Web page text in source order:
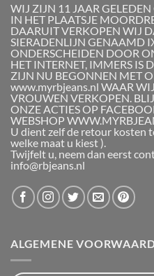
WIJ ZIJN 11 JAAR
IN HET PLAATSJE
DAARUIT VERKOPEN WIJ
SIERADENLIJN GENAAMD
ONDERSCHEIDEN DOOR
HET INTERNET, IMMERS IS
ZIJN NU BEGONNEN MET
www.myrbjeans.nl WAAR
VROUWEN VERKOPEN.
ONZE ACTIES OP
WEBSHOP
U dient zelf de retour kosten
welke maat u kiest ).
Twijfelt u, neem dan eerst
info@rbjeans.nl
ALGEMENE